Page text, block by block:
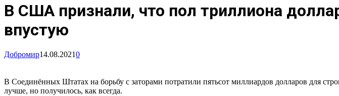
В США признали, что пол триллиона
впустую
Добромир14.08.20210
В Соединённых Штатах на борьбу с заторами потратили пятьсот миллиардов долларов для
лучше, но получилось, как всегда.